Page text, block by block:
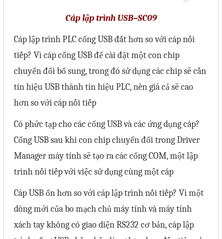
Cáp lập trình USB–SC09
Cáp lập trình PLC cổng USB đắt hơn so với cáp nối
tiếp? Vì cáp cổng USB để cài đặt một con chip
chuyển đổi bổ sung, trong đó sử dụng các chip sẽ cần
tín hiệu USB thành tín hiệu PLC, nên giá cả sẽ cao
hơn so với cáp nối tiếp
Có phức tạp cho các cổng USB và các ứng dụng cáp?
Cổng USB sau khi con chip chuyển đổi trong Driver
Manager máy tính sẽ tạo ra các cổng COM, một lập
trình nối tiếp với việc sử dụng cùng một cáp
Cáp USB ổn hơn so với cáp lập trình nối tiếp? Vì một
dòng mới của bo mạch chủ máy tính và máy tính
xách tay không có giao diện RS232 cơ bản, cáp lập
Đóng
TRÊN MẠNG XÃ HỘI
Google
Twitter
Nhắn tin